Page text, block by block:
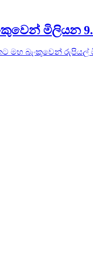
මිලියන
බැංකුවෙන් රුපියල්